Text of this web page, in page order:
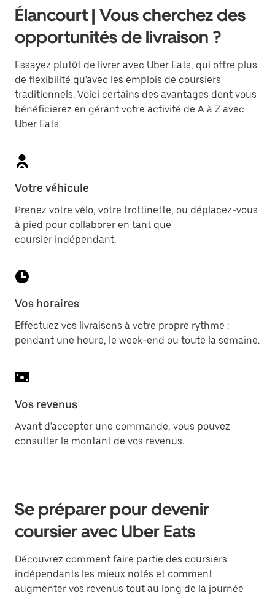
Élancourt | Vous cherchez des
opportunités de livraison ?
Essayez plutôt de livrer avec Uber Eats, qui offre plus
de flexibilité qu'avec les emplois de coursiers
traditionnels. Voici certains des avantages dont vous
bénéficierez en gérant votre activité de A à Z avec
Uber Eats.
Votre véhicule
Prenez votre vélo, votre trottinette, ou déplacez-vous
à pied pour collaborer en tant que
coursier indépendant.
Vos horaires
Effectuez vos livraisons à votre propre rythme :
pendant une heure, le week-end ou toute la semaine.
Vos revenus
Avant d'accepter une commande, vous pouvez
consulter le montant de vos revenus.
Se préparer pour devenir
coursier avec Uber Eats
Découvrez comment faire partie des coursiers
indépendants les mieux notés et comment
augmenter vos revenus tout au long de la journée